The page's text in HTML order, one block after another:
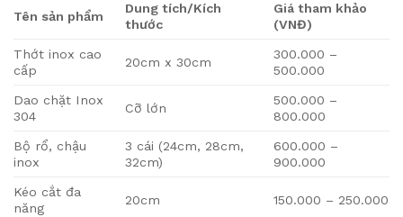
Tên sản phẩm
Dung tích/Kích
thước
Giá tham khảo
(VNĐ)
Thớt inox cao
cấp
20cm x 30cm
300.000 –
500.000
Dao chặt Inox
304
Cỡ lớn
500.000 –
800.000
Bộ rổ, chậu
inox
3 cái (24cm, 28cm,
32cm)
600.000 –
900.000
Kéo cắt đa
năng
20cm 150.000 – 250.000